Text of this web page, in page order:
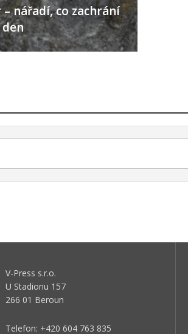
– nářadí, co zachrání
V-Press s.r.o.
U Stadionu 157
266 01 Beroun
Telefon: +420 604 763 835